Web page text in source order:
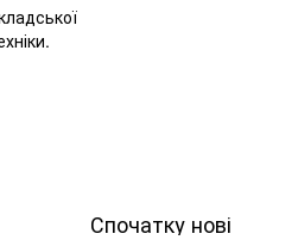
Спочатку нові